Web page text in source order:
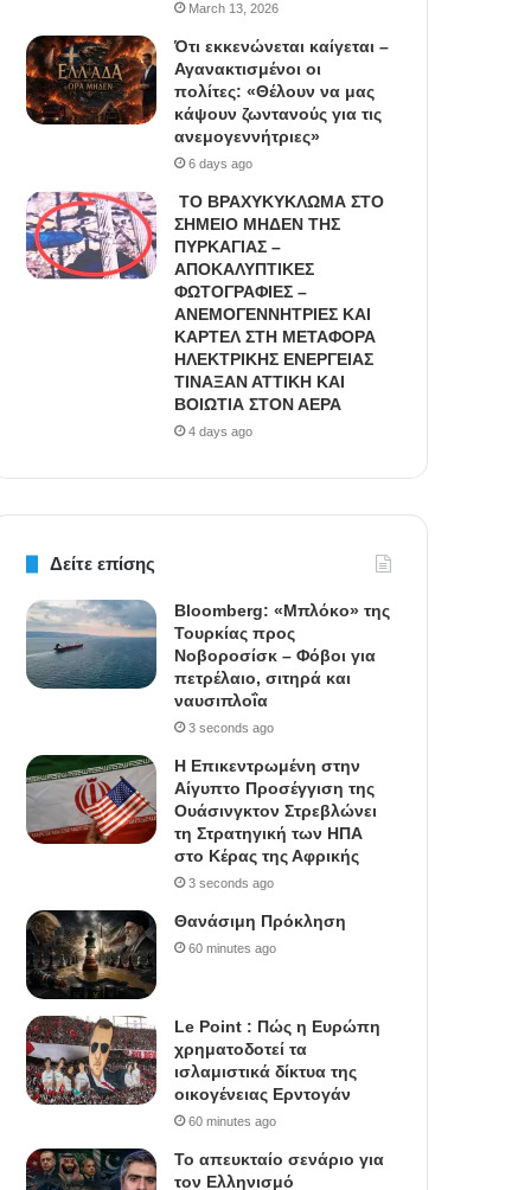
March 13, 2026
Ότι εκκενώνεται καίγεται –
Αγανακτισμένοι οι
πολίτες: «Θέλουν να μας
κάψουν ζωντανούς για τις
ανεμογεννήτριες»
6 days ago
ΤΟ ΒΡΑΧΥΚΥΚΛΩΜΑ ΣΤΟ
ΣΗΜΕΙΟ ΜΗΔΕΝ ΤΗΣ
ΠΥΡΚΑΓΙΑΣ –
ΑΠΟΚΑΛΥΠΤΙΚΕΣ
ΦΩΤΟΓΡΑΦΙΕΣ –
ΑΝΕΜΟΓΕΝΝΗΤΡΙΕΣ ΚΑΙ
ΚΑΡΤΕΛ ΣΤΗ ΜΕΤΑΦΟΡΑ
ΗΛΕΚΤΡΙΚΗΣ ΕΝΕΡΓΕΙΑΣ
ΤΙΝΑΞΑΝ ΑΤΤΙΚΗ ΚΑΙ
ΒΟΙΩΤΙΑ ΣΤΟΝ ΑΕΡΑ
4 days ago
Δείτε επίσης
Bloomberg: «Μπλόκο» της
Τουρκίας προς
Νοβοροσίσκ – Φόβοι για
πετρέλαιο, σιτηρά και
ναυσιπλοΐα
3 seconds ago
Η Επικεντρωμένη στην
Αίγυπτο Προσέγγιση της
Ουάσινγκτον Στρεβλώνει
τη Στρατηγική των ΗΠΑ
στο Κέρας της Αφρικής
3 seconds ago
Θανάσιμη Πρόκληση
60 minutes ago
Le Point : Πώς η Ευρώπη
χρηματοδοτεί τα
ισλαμιστικά δίκτυα της
οικογένειας Ερντογάν
60 minutes ago
Το απευκταίο σενάριο για
τον Ελληνισμό